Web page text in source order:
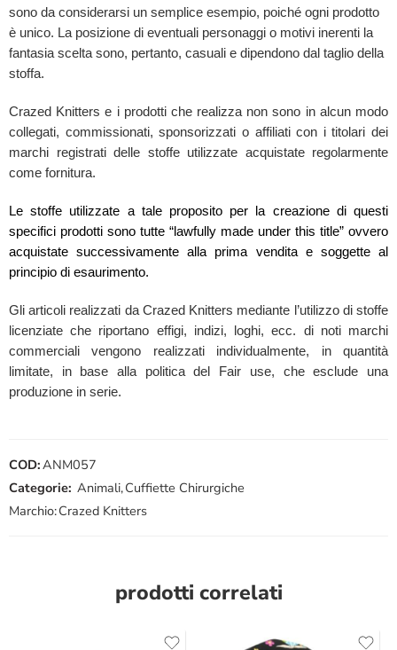
sono da considerarsi un semplice esempio, poiché ogni prodotto
è unico. La posizione di eventuali personaggi o motivi inerenti la
fantasia scelta sono, pertanto, casuali e dipendono dal taglio della
stoffa.
Crazed Knitters e i prodotti che realizza non sono in alcun modo
collegati, commissionati, sponsorizzati o affiliati con i titolari dei
marchi registrati delle stoffe utilizzate acquistate regolarmente
come fornitura.
Le stoffe utilizzate a tale proposito per la creazione di questi
specifici prodotti sono tutte “lawfully made under this title” ovvero
acquistate successivamente alla prima vendita e soggette al
principio di esaurimento.
Gli articoli realizzati da Crazed Knitters mediante l’utilizzo di stoffe
licenziate che riportano effigi, indizi, loghi, ecc. di noti marchi
commerciali vengono realizzati individualmente, in quantità
limitate, in base alla politica del Fair use, che esclude una
produzione in serie.
COD:ANM057
Categorie: Animali,Cuffiette Chirurgiche
Marchio:Crazed Knitters
prodotti correlati